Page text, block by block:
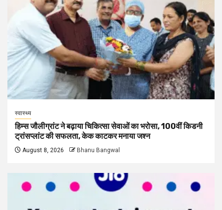
स्वास्थ्य
हिम्स जौलीग्रांट ने बढ़ाया चिकित्सा सेवाओं का भरोसा, 100वीं किडनी
ट्रांसप्लांट की सफलता, केक काटकर मनाया जश्न
August 8, 2026 Bhanu Bangwal